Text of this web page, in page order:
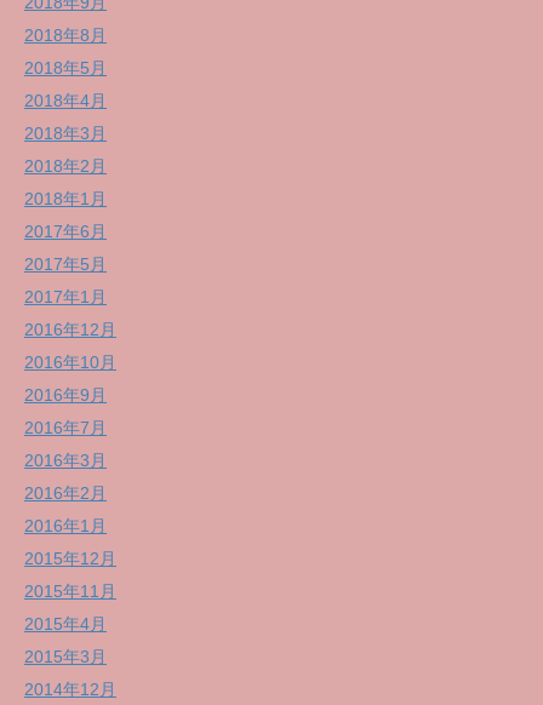
2018年8月
2018年5月
2018年4月
2018年3月
2018年2月
2018年1月
2017年6月
2017年5月
2017年1月
2016年12月
2016年10月
2016年9月
2016年7月
2016年3月
2016年2月
2016年1月
2015年12月
2015年11月
2015年4月
2015年3月
2014年12月